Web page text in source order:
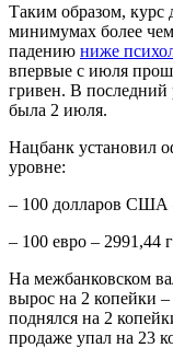
Таким образом, курс
минимумах более чем
падению ниже
впервые с июля
гривен. В последний
была 2 июля.
Нацбанк установил
уровне:
– 100 долларов США
– 100 евро – 2991,44
На межбанковском
вырос на 2 копейки –
поднялся на 2
продаже упал на 23